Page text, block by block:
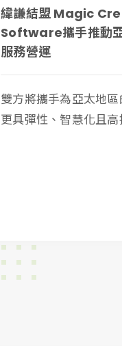
緯謙結盟 Magic
Software攜手推動
服務營運
雙方將攜手為亞太地
更具彈性、智慧化且高